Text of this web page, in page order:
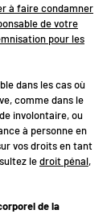
à faire condamner
de votre
pour les
dans les cas où
comme dans le
involontaire, ou
à personne en
vos droits en tant
ledroit pénal,
de la